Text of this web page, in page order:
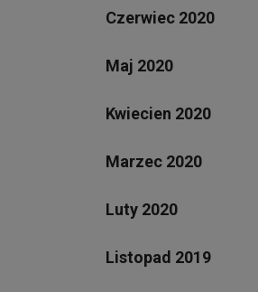
Czerwiec 2020
Maj 2020
Kwiecien 2020
Marzec 2020
Luty 2020
Listopad 2019